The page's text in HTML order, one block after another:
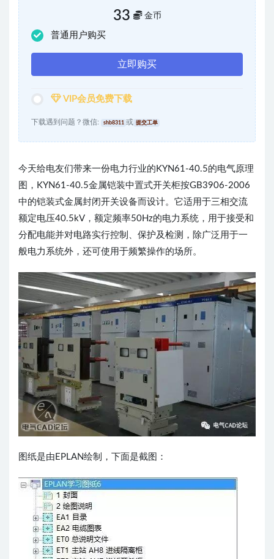
33 金币
普通用户购买
立即购买
VIP会员免费下载
下载遇到问题？微信: shb8311 或 提交工单
今天给电友们带来一份电力行业的KYN61-40.5的电气原理
图，KYN61-40.5金属铠装中置式开关柜按GB3906-2006
中的铠装式金属封闭开关设备而设计。它适用于三相交流
额定电压40.5kV，额定频率50Hz的电力系统，用于接受和
分配电能并对电路实行控制、保护及检测，除广泛用于一
般电力系统外，还可使用于频繁操作的场所。
图纸是由EPLAN绘制，下面是截图：